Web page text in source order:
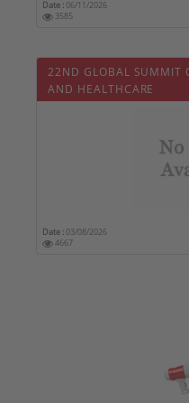
Date :06/11/2026
3585
22ND GLOBAL SUMMIT
AND HEALTHCARE
Date :03/08/2026
4667